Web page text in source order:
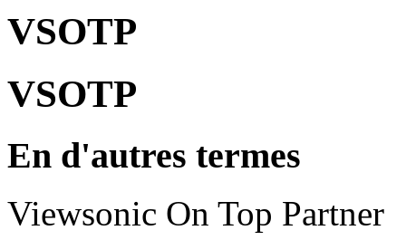
VSOTP
VSOTP
En d'autres termes
Viewsonic On Top Partner